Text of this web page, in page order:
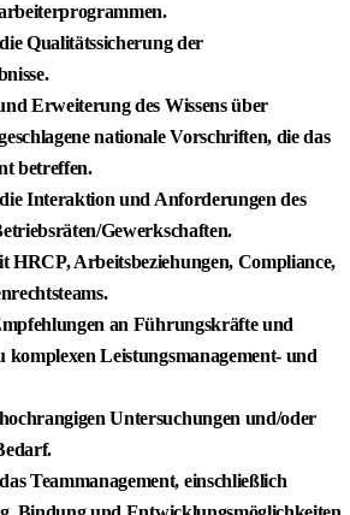
Qualitätssicherung der
Erweiterung des Wissens über
nationale Vorschriften, die das
betreffen.
Interaktion und Anforderungen des
Gewerkschaften.
HRCP, Arbeitsbeziehungen, Compliance,
an Führungskräfte und
komplexen Leistungsmanagement- und
Untersuchungen und/oder
Teammanagement, einschließlich